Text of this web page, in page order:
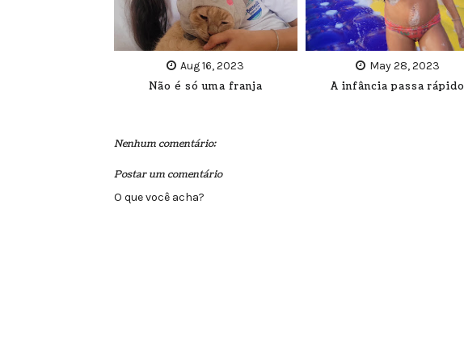
Aug 16, 2023
Não é só uma franja
May 28, 2023
A infância passa rápido
Nenhum comentário:
Postar um comentário
O que você acha?